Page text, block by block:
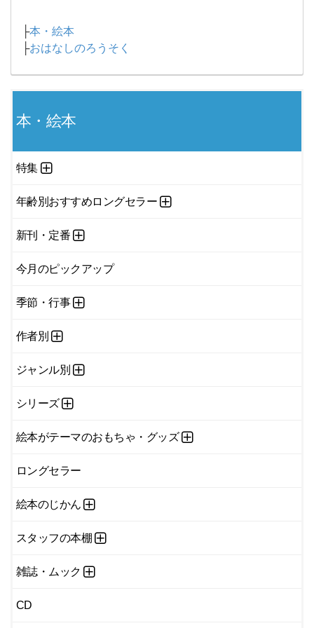
├本・絵本
├おはなしのろうそく
本・絵本
特集
年齢別おすすめロングセラー
新刊・定番
今月のピックアップ
季節・行事
作者別
ジャンル別
シリーズ
絵本がテーマのおもちゃ・グッズ
ロングセラー
絵本のじかん
スタッフの本棚
雑誌・ムック
CD